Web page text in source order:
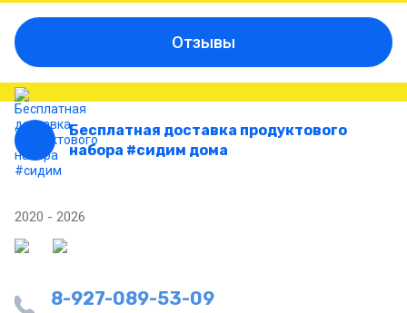
Отзывы
Бесплатная доставка продуктового
набора #сидим дома
2020 - 2026
8-927-089-53-09